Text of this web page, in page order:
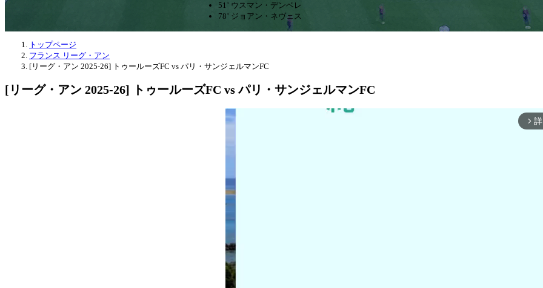
51’ ウスマン・デンベレ
78’ ジョアン・ネヴェス
トップページ
フランス リーグ・アン
[リーグ・アン 2025-26] トゥールーズFC vs パリ・サンジェルマンFC
[リーグ・アン 2025-26] トゥールーズFC vs パリ・サンジェルマンFC
arrow_forward_ios